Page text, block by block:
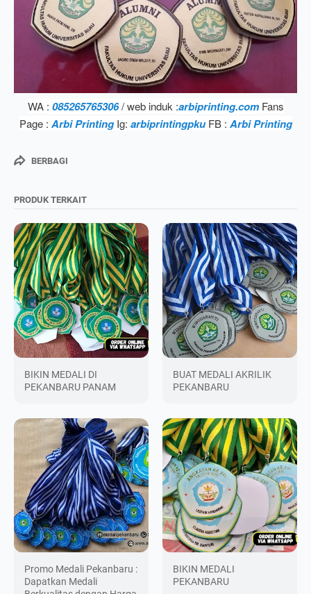
WA : 085265765306/ web induk :arbiprinting.comFans
Page : Arbi Printing Ig: arbiprintingpkuFB : Arbi Printing
BERBAGI
PRODUK TERKAIT
BIKIN MEDALI DI
PEKANBARU PANAM
BUAT MEDALI AKRILIK
PEKANBARU
Promo Medali Pekanbaru :
Dapatkan Medali
BIKIN MEDALI
PEKANBARU
Chat Admin